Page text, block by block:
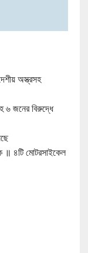
অস্ত্রসহ
৬ জনের বিরুদ্ধে
৪টি মোটরসাইকেল